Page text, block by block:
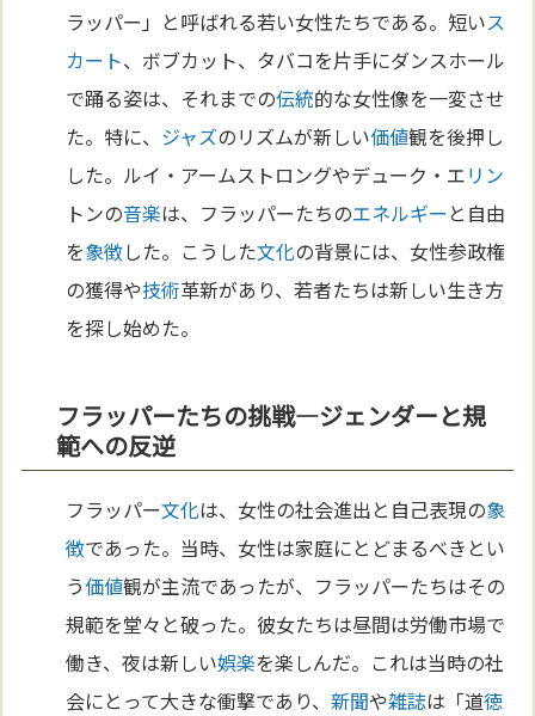
ラッパー」と呼ばれる若い女性たちである。短いス
カート、ボブカット、タバコを片手にダンスホール
で踊る姿は、それまでの伝統的な女性像を一変させ
た。特に、 ジャズのリズムが新しい価値観を後押し
した。ルイ・アームストロングやデューク・エリン
トンの音楽は、フラッパーたちのエネルギー と自由
を象徴した。こうした文化の背景には、女性参政権
の獲得や技術革新があり、若者たちは新しい生き方
を探し始めた。
フラッパーたちの挑戦—ジェンダーと規
範への反逆
フラッパー文化は、女性の社会進出と自己表現の象
徴であった。当時、女性は家庭にとどまるべきとい
う価値観が主流であったが、フラッパーたちはその
規範を堂々と破った。彼女たちは昼間は労働市場で
働き、夜は新しい娯楽を楽しんだ。これは当時の社
会にとって大きな衝撃であり、新聞や雑誌は「道徳